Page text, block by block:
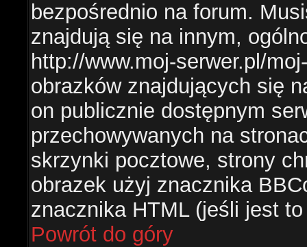
bezpośrednio na forum.
znajdują się na innym,
http://www.moj-serwer.pl/
obrazków znajdujących się
on publicznie dostępnym
przechowywanych na
skrzynki pocztowe, strony
obrazek użyj znacznika
znacznika HTML (jeśli jest
Powrót do góry